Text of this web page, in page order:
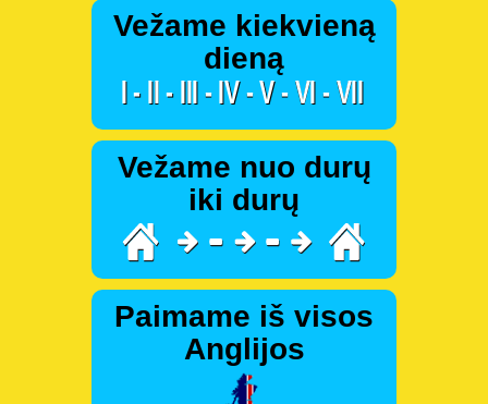
Vežame kiekvieną
dieną
Vežame nuo durų
iki durų
Paimame iš visos
Anglijos